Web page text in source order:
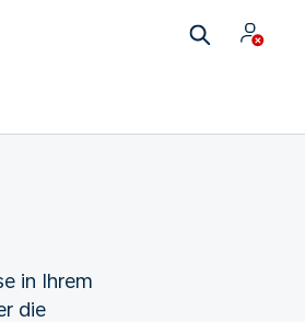
in Ihrem
die